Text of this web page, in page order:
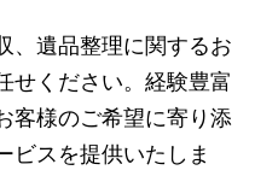
、遺品整理に関するお
せください。経験豊富
客様のご希望に寄り添
ビスを提供いたしま